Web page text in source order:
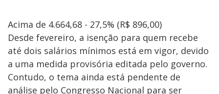
Acima de 4.664,68 - 27,5% (R$ 896,00)
Desde fevereiro, a isenção para quem recebe
até dois salários mínimos está em vigor, devido
a uma medida provisória editada pelo governo.
Contudo, o tema ainda está pendente de
análise pelo Congresso Nacional para ser